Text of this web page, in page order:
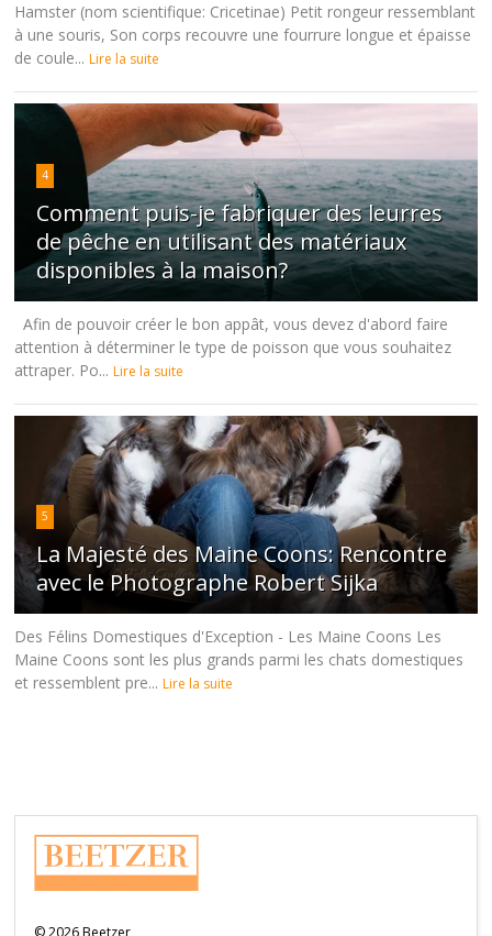
Hamster (nom scientifique: Cricetinae) Petit rongeur ressemblant
à une souris, Son corps recouvre une fourrure longue et épaisse
de coule... Lire la suite
4
Comment puis-je fabriquer des leurres
de pêche en utilisant des matériaux
disponibles à la maison?
Afin de pouvoir créer le bon appât, vous devez d'abord faire
attention à déterminer le type de poisson que vous souhaitez
attraper. Po... Lire la suite
5
La Majesté des Maine Coons: Rencontre
avec le Photographe Robert Sijka
Des Félins Domestiques d'Exception - Les Maine Coons Les
Maine Coons sont les plus grands parmi les chats domestiques
et ressemblent pre... Lire la suite
©2026Beetzer